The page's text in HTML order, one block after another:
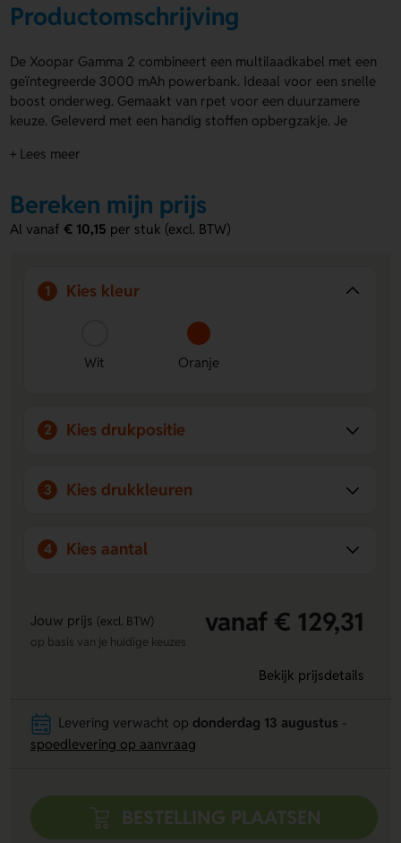
Productomschrijving
De Xoopar Gamma 2 combineert een multilaadkabel met een
geïntegreerde 3000 mAh powerbank. Ideaal voor een snelle
boost onderweg. Gemaakt van rpet voor een duurzamere
keuze. Geleverd met een handig stoffen opbergzakje. Je
bedrukken met jouw ontwerp voor extra zichtbaarheid.
Voordelen van de xoopar gamma 2
Duurzamer materiaal
plastic flessen (rpet).
– Voeg jouw ontwerp toe voor
+ Lees meer
Bereken mijn prijs
Al vanaf€ 10,15 per stuk (excl. BTW)
1 Kies kleur
Wit Oranje
2 Kies drukpositie
3 Kies drukkleuren
4 Kies aantal
Jouw prijs (excl. BTW) vanaf € 129,31
op basis van je huidige keuzes
Bekijk prijsdetails
Levering verwacht op donderdag 13 augustus
spoedlevering op aanvraag
BESTELLING PLAATSEN